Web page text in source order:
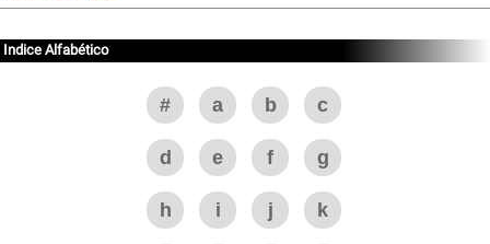
Indice Alfabético
# a b c
d e f g
h i j k